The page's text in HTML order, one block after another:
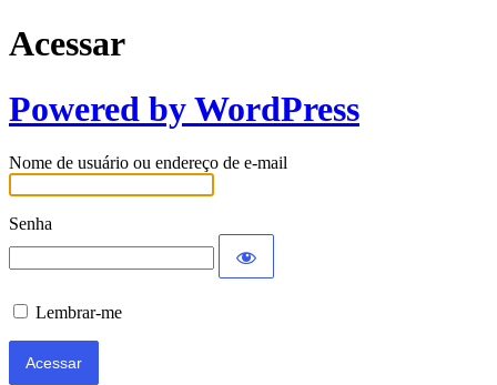
Acessar
Powered by WordPress
Nome de usuário ou endereço de e-mail
Senha
Lembrar-me